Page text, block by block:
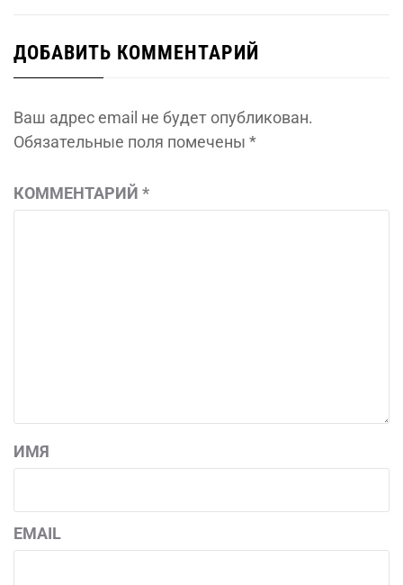
ДОБАВИТЬ КОММЕНТАРИЙ
Ваш адрес email не будет опубликован.
Обязательные поля помечены *
КОММЕНТАРИЙ *
ИМЯ
EMAIL